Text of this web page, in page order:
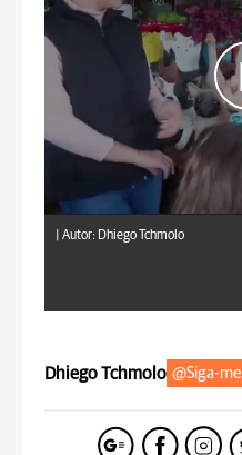
Autor: Dhiego Tchmolo
Dhiego Tchmolo @Siga-me